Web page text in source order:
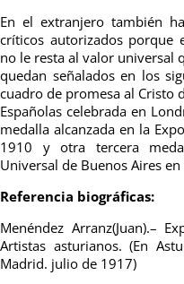
En el extranjero también
críticos autorizados porque
no le resta al valor universal
quedan señalados en los
cuadro de promesa al Cristo
Españolas celebrada en
medalla alcanzada en la
1910 y otra tercera
Universal de Buenos Aires
Referencia biográficas:
Menéndez Arranz(Juan).–
Artistas asturianos. (En
Madrid. julio de 1917)